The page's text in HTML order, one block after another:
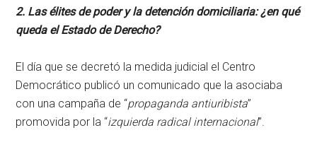
2. Las élites de poder y la detención domiciliaria: ¿en qué
queda el Estado de Derecho?
El día que se decretó la medida judicial el Centro
Democrático publicó un comunicado que la asociaba
con una campaña de “propaganda antiuribista”
promovida por la “izquierda radical internacional”.